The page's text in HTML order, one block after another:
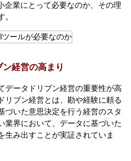
企業にとって必要なのか、その理
。
ン経営の高まり
データドリブン経営の重要性が高
リブン経営とは、勘や経験に頼る
づいた意思決定を行う経営のスタ
業界において、データに基づいた
生み出すことが実証されていま